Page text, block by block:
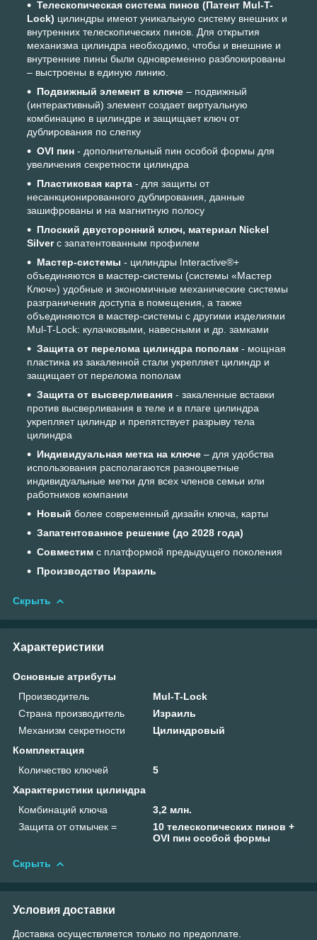
Телескопическая система пинов (Патент Mul-T-
Lock) цилиндры имеют уникальную систему внешних и
внутренних телескопических пинов. Для открытия
механизма цилиндра необходимо, чтобы и внешние и
внутренние пины были одновременно разблокированы
– выстроены в единую линию.
Подвижный элемент в ключе – подвижный
(интерактивный) элемент создает виртуальную
комбинацию в цилиндре и защищает ключ от
дублирования по слепку
OVI пин - дополнительный пин особой формы для
увеличения секретности цилиндра
Пластиковая карта - для защиты от
несанкционированного дублирования, данные
зашифрованы и на магнитную полосу
Плоский двусторонний ключ, материал Nickel
Silverс запатентованным профилем
Мастер-системы - цилиндры Interactive®+
объединяются в мастер-системы (системы «Мастер
Ключ») удобные и экономичные механические системы
разграничения доступа в помещения, а также
объединяются в мастер-системы с другими изделиями
Mul-T-Lock: кулачковыми, навесными и др. замками
Защита от перелома цилиндра пополам - мощная
пластина из закаленной стали укрепляет цилиндр и
защищает от перелома пополам
Защита от высверливания - закаленные вставки
против высверливания в теле и в плаге цилиндра
укрепляет цилиндр и препятствует разрыву тела
цилиндра
Индивидуальная метка на ключе – для удобства
использования располагаются разноцветные
индивидуальные метки для всех членов семьи или
работников компании
Новый более современный дизайн ключа, карты
Запатентованное решение (до 2028 года)
Совместим с платформой предыдущего поколения
Производство Израиль
Скрыть
Характеристики
Основные атрибуты
Производитель
Mul-T-Lock
Страна производитель
Израиль
Механизм секретности
Цилиндровый
Комплектация
Количество ключей
5
Характеристики цилиндра
Комбинаций ключа
3,2 млн.
Защита от отмычек =
10 телескопических пинов +
OVI пин особой формы
Скрыть
Условия доставки
Доставка осуществляется только по предоплате.